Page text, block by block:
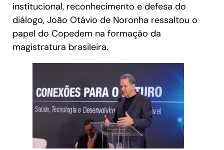
institucional, reconhecimento e defesa do
diálogo, João Otávio de Noronha ressaltou o
papel do Copedem na formação da
magistratura brasileira.